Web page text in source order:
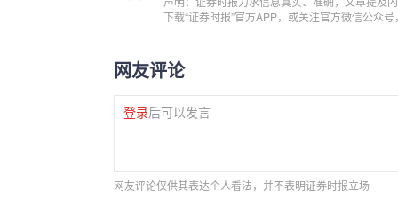
下载“证券时报”官方APP，或关注官方微信公众
网友评论
登录后可以发言
网友评论仅供其表达个人看法，并不表明证券时报立场